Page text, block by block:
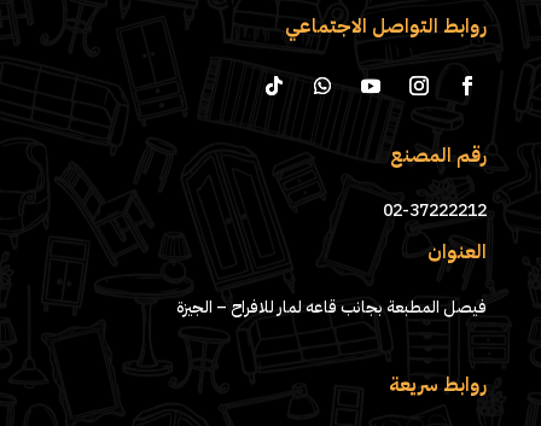
روابط التواصل الاجتماعي
رقم المصنع
02-37222212
العنوان
فيصل المطبعة بجانب قاعه لمار للافراح – الجيزة
روابط سريعة